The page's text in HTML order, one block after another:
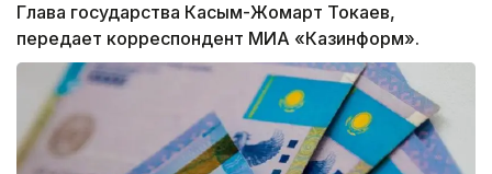
Глава государства Касым-Жомарт Токаев,
передает корреспондент МИА «Казинформ».